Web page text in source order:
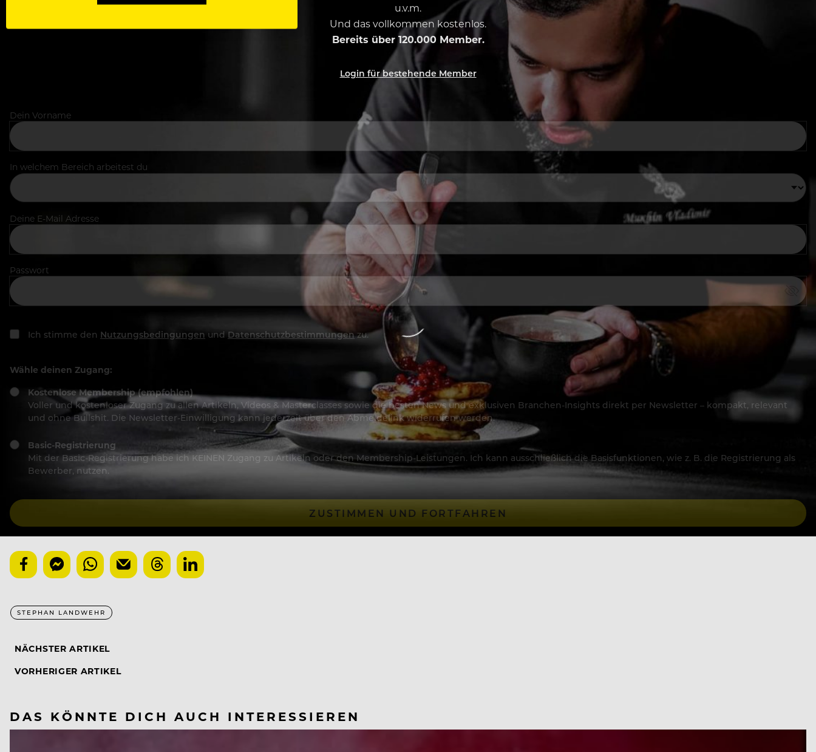
u.v.m.
Und das vollkommen kostenlos.
Bereits über 120.000 Member.
Login für bestehende Member
Dein Vorname
In welchem Bereich arbeitest du
Deine E-Mail Adresse
Passwort
Ich stimme den Nutzungsbedingungen und Datenschutzbestimmungenzu.
Wähle deinen Zugang:
Kostenlose Membership (empfohlen)
Voller und kostenloser Zugang zu allen Artikeln, Videos & Masterclasses sowie die besten News und exklusiven Branchen-Insights direkt per Newsletter – kompakt, relevant
und ohne Bullshit. Die Newsletter-Einwilligung kann jederzeit über den Abmeldelink widerrufen werden.
Basic-Registrierung
Mit der Basic-Registrierung habe ich KEINEN Zugang zu Artikeln oder den Membership-Leistungen. Ich kann ausschließlich die Basisfunktionen, wie z. B. die Registrierung als
Bewerber, nutzen.
ZUSTIMMEN UND FORTFAHREN
STEPHAN LANDWEHR
NÄCHSTER ARTIKEL
VORHERIGER ARTIKEL
DAS KÖNNTE DICH AUCH INTERESSIEREN